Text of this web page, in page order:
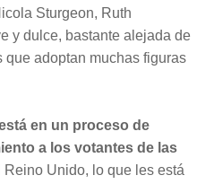
Sturgeon, Ruth
y dulce, bastante alejada de
que adoptan muchas figuras
en un proceso de
a los votantes de las
Reino Unido, lo que les está